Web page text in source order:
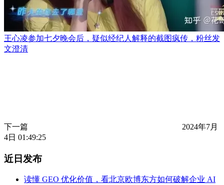
王心凌参加七夕晚会后，疑似经纪人解释的截图疯传，粉丝发
文澄清
下一篇
2024年7月
4日 01:49:25
近日发布
读懂 GEO 优化价值，看北京欧博东方如何破解企业 AI